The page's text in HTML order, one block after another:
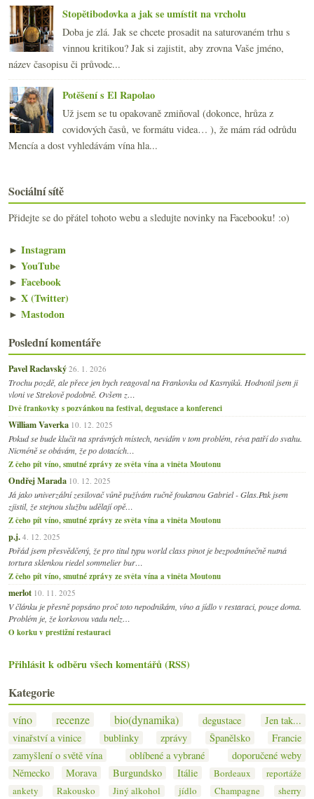
Stopětibodovka a jak se umístit na vrcholu
Doba je zlá. Jak se chcete prosadit na saturovaném trhu s
vinnou kritikou? Jak si zajistit, aby zrovna Vaše jméno,
název časopisu či průvodc...
Potěšení s El Rapolao
Už jsem se tu opakovaně zmiňoval (dokonce, hrůza z
covidových časů, ve formátu videa… ), že mám rád odrůdu
Mencía a dost vyhledávám vína hla...
Sociální sítě
Přidejte se do přátel tohoto webu a sledujte novinky na Facebooku! :o)
► Instagram
► YouTube
► Facebook
► X (Twitter)
► Mastodon
Poslední komentáře
Pavel Raclavský 26. 1. 2026
Trochu pozdě, ale přece jen bych reagoval na Frankovku od Kasnyiků. Hodnotil jsem ji
vloni ve Strekově podobně. Ovšem z…
Dvě frankovky s pozvánkou na festival, degustace a konferenci
William Vaverka 10. 12. 2025
Pokud se bude klučit na správných místech, nevidím v tom problém, réva patří do svahu.
Nicméně se obávám, že po dotacích…
Z čeho pít víno, smutné zprávy ze světa vína a viněta Moutonu
Ondřej Marada 10. 12. 2025
Já jako univerzální zesilovač vůně pužívám ručně foukanou Gabriel - Glas.Pak jsem
zjistil, že stejnou službu udělají opě…
Z čeho pít víno, smutné zprávy ze světa vína a viněta Moutonu
p.j. 4. 12. 2025
Pořád jsem přesvědčený, že pro titul typu world class pinot je bezpodmínečně nutná
tortura sklenkou riedel sommelier bur…
Z čeho pít víno, smutné zprávy ze světa vína a viněta Moutonu
merlot 10. 11. 2025
V článku je přesně popsáno proč toto nepodnikám, víno a jídlo v restaraci, pouze doma.
Problém je, že korkovou vadu nelz…
O korku v prestižní restauraci
Přihlásit k odběru všech komentářů (RSS)
Kategorie
víno recenze bio(dynamika) degustace
Jen tak...
vinařství a vinice
bublinky zprávy Španělsko
Francie
zamyšlení o světě vína
oblíbené a vybrané
doporučené weby
Německo
Morava Burgundsko Itálie Bordeaux
reportáže
ankety
Rakousko Jiný alkohol jídlo Champagne sherry